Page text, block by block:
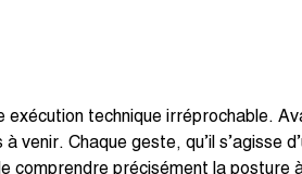
technique irréprochable.
Chaque geste, qu’il s’agisse
comprendre précisément la posture